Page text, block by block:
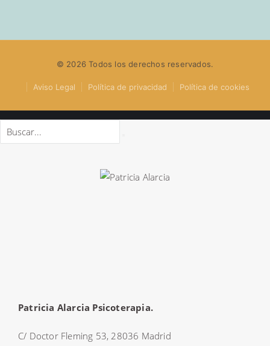
© 2026 Todos los derechos reservados.
Aviso Legal Política de privacidad Política de cookies
Patricia Alarcia Psicoterapia.
C/ Doctor Fleming 53, 28036 Madrid